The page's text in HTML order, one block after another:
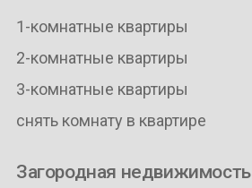
1-комнатные квартиры
2-комнатные квартиры
3-комнатные квартиры
снять комнату в квартире
Загородная недвижимость